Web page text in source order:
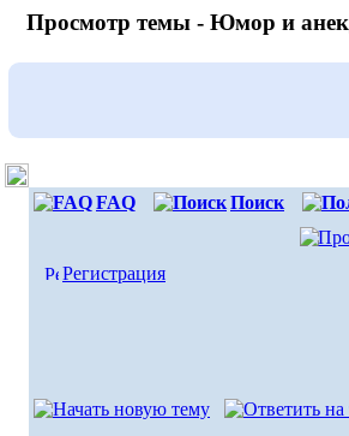
Просмотр темы - Юмор и
FAQ Поиск
Регистрация